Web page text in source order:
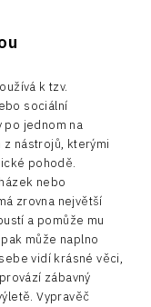
k tzv.
sociální
po jednom na
nástrojů, kterými
pohodě.
nebo
zrovna největší
a pomůže mu
může naplno
vidí krásné věci,
zábavný
Vypravěč